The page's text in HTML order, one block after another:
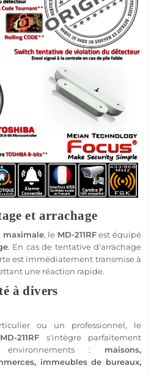
et arrachage
maximale, le MD-211RFest équipé
. En cas de tentative d'arrachage
est immédiatement transmise à
une réaction rapide.
à divers
ou un professionnel, le
MD-211RF s'intègre parfaitement
: maisons,
, immeublesde bureaux,